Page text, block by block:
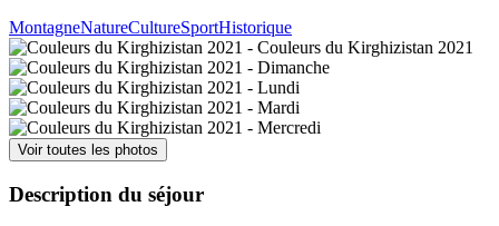
MontagneNatureCultureSportHistorique
Voir toutes les photos
Description du séjour